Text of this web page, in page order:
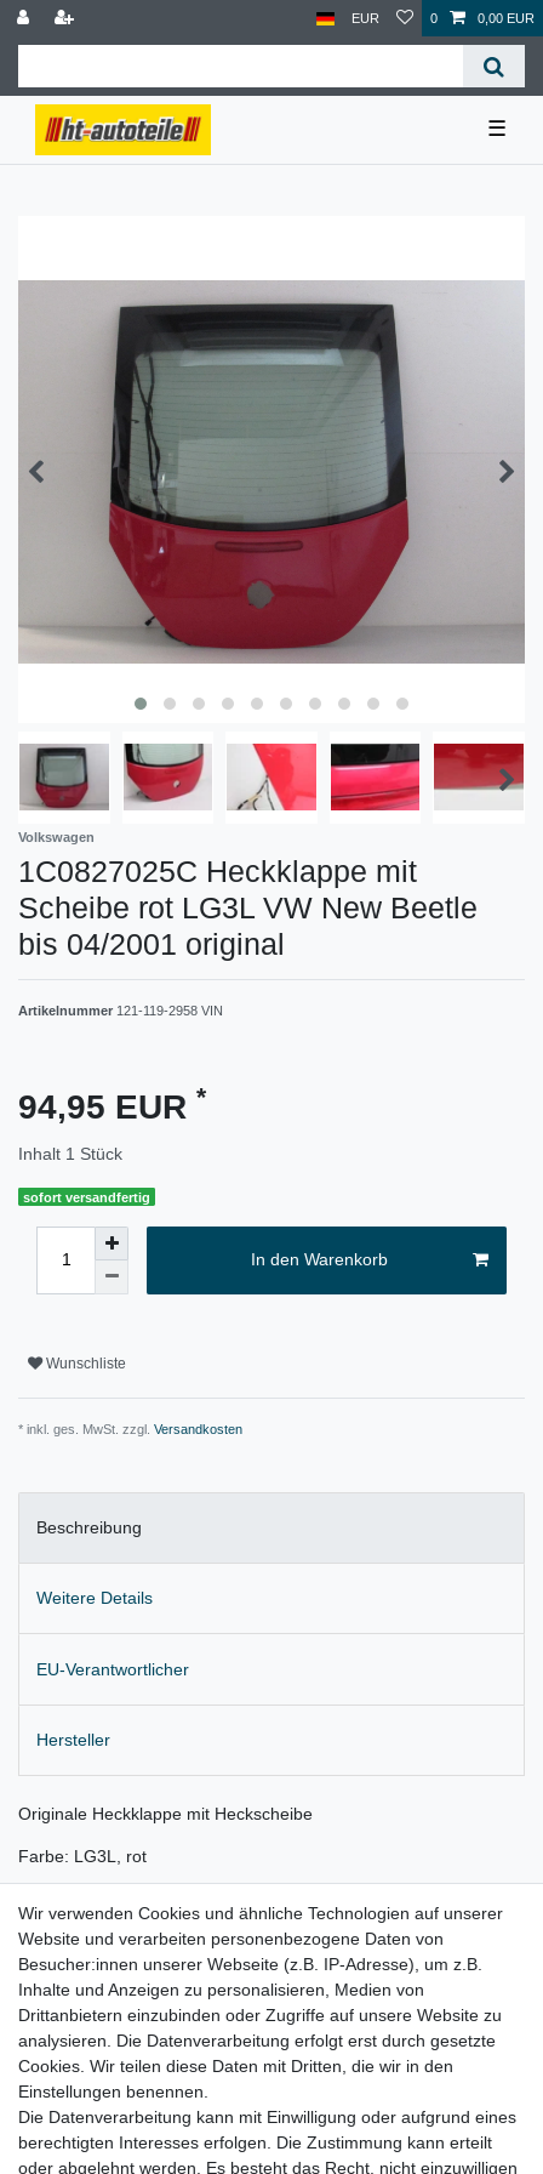
EUR 0 0,00 EUR
☰
Volkswagen
1C0827025C Heckklappe mit
Scheibe rot LG3L VW New Beetle
bis 04/2001 original
Artikelnummer 121-119-2958 VIN
94,95 EUR *
Inhalt 1 Stück
sofort versandfertig
In den Warenkorb
Wunschliste
* inkl. ges. MwSt. zzgl. Versandkosten
Beschreibung
Weitere Details
EU-Verantwortlicher
Hersteller
Originale Heckklappe mit Heckscheibe
Farbe: LG3L, rot
Lieferung wie abgebildet
für:
VW New Beetle Bj. 1998 - 04/2001
Wir verwenden Cookies und ähnliche Technologien auf unserer
Website und verarbeiten personenbezogene Daten von
Besucher:innen unserer Webseite (z.B. IP-Adresse), um z.B.
Inhalte und Anzeigen zu personalisieren, Medien von
Drittanbietern einzubinden oder Zugriffe auf unsere Website zu
analysieren. Die Datenverarbeitung erfolgt erst durch gesetzte
Cookies. Wir teilen diese Daten mit Dritten, die wir in den
Einstellungen benennen.
Die Datenverarbeitung kann mit Einwilligung oder aufgrund eines
berechtigten Interesses erfolgen. Die Zustimmung kann erteilt
oder abgelehnt werden. Es besteht das Recht, nicht einzuwilligen